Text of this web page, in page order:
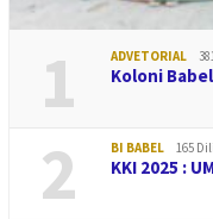
1 ADVETORIAL
Koloni
2 BI BABEL 165
KKI 2025 :